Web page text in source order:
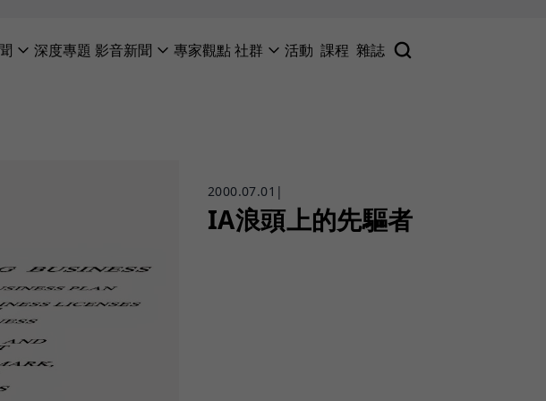
深度專題 影音新聞 專家觀點社群 活動 課程 雜誌
2000.07.01 |
IA浪頭上的先驅者